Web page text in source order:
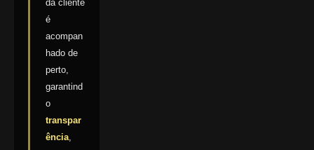
da cliente
é
acompan
hado de
perto,
garantind
o
transpar
ência,